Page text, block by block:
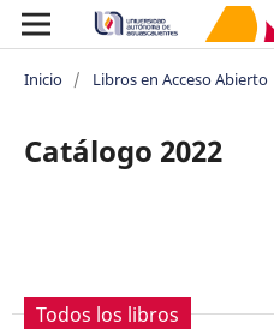
Inicio / Libros en Acceso Abierto
Catálogo 2022
Todos los libros